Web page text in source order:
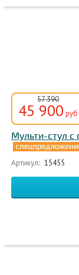
57 390
45 900 руб
Мульти-стул
Артикул: 15455